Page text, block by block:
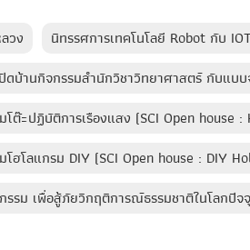
วง นิทรรศการเทคโนโลยี Robot กับ
ดบ้านกิจกรรมสำนักวิชาวิทยาศาสตร์ กับแบ
ต๊ะปฏิบัติการเรืองแสง (SCI Open house
ฮโลแกรม DIY (SCI Open house : DIY
รรม เพื่อสู้ภัยวิกฤติการณ์ธรรมชาติในโลกปัจ